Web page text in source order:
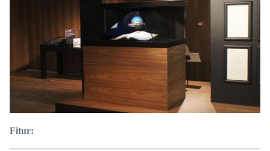
Fitur: